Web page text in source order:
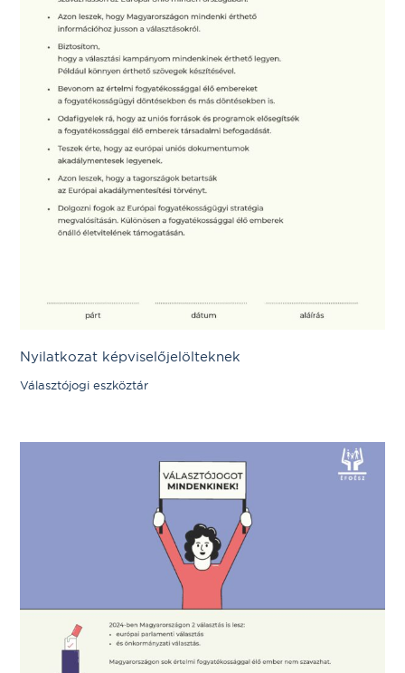
Nyilatkozat képviselőjelölteknek
Választójogi eszköztár